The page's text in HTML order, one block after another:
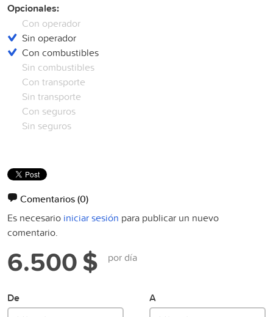
Opcionales:
Con operador
Sin operador
Con combustibles
Sin combustibles
Con transporte
Sin transporte
Con seguros
Sin seguros
Comentarios(0)
Es necesario iniciar sesión para publicar un nuevo
comentario.
6.500 $ por día
De A